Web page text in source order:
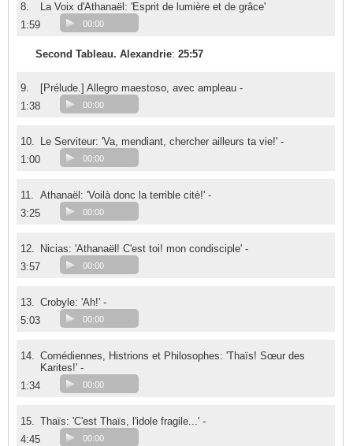
8.
La Voix d'Athanaël: 'Esprit de lumière et de grâce'
1:59
00:00
Second Tableau. Alexandrie: 25:57
9.
[Prélude.] Allegro maestoso, avec ampleau -
1:38
00:00
10.
Le Serviteur: 'Va, mendiant, chercher ailleurs ta vie!' -
1:00
00:00
11. Athanaël: 'Voilà donc la terrible citè!' -
3:25
00:00
12.
Nicias: 'Athanaël! C'est toi! mon condisciple' -
3:57
00:00
13. Crobyle: 'Ah!' -
5:03
00:00
14. Comédiennes, Histrions et Philosophes: 'Thaïs! Sœur des
Karites!' -
1:34
00:00
15. Thaïs: 'C'est Thaïs, l'idole fragile...' -
4:45
00:00